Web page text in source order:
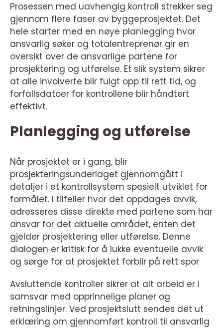
Prosessen med uavhengig kontroll strekker seg
gjennom flere faser av byggeprosjektet. Det
hele starter med en nøye planlegging hvor
ansvarlig søker og totalentreprenør gir en
oversikt over de ansvarlige partene for
prosjektering og utførelse. Et slik system sikrer
at alle involverte blir fulgt opp til rett tid, og
forfallsdatoer for kontrollene blir håndtert
effektivt.
Planlegging og utførelse
Når prosjektet er i gang, blir
prosjekteringsunderlaget gjennomgått i
detaljer i et kontrollsystem spesielt utviklet for
formålet. I tilfeller hvor det oppdages avvik,
adresseres disse direkte med partene som har
ansvar for det aktuelle området, enten det
gjelder prosjektering eller utførelse. Denne
dialogen er kritisk for å lukke eventuelle avvik
og sørge for at prosjektet forblir på rett spor.
Avsluttende kontroller sikrer at alt arbeid er i
samsvar med opprinnelige planer og
retningslinjer. Ved prosjektslutt sendes det ut
erklæring om gjennomført kontroll til ansvarlig